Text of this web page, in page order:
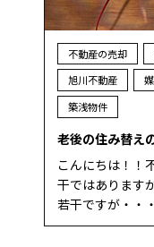
不動産の売却
旭川不動産
築浅物件
老後の住み替え
こんにちは！！
干ではあります
若干ですが・・